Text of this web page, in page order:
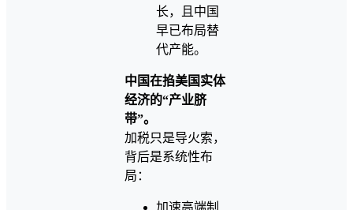
长，且中国
早已布局替
代产能。
中国在掐美国实体
经济的“产业脐
带”。
加税只是导火索，
背后是系统性布
局：
加速高端制